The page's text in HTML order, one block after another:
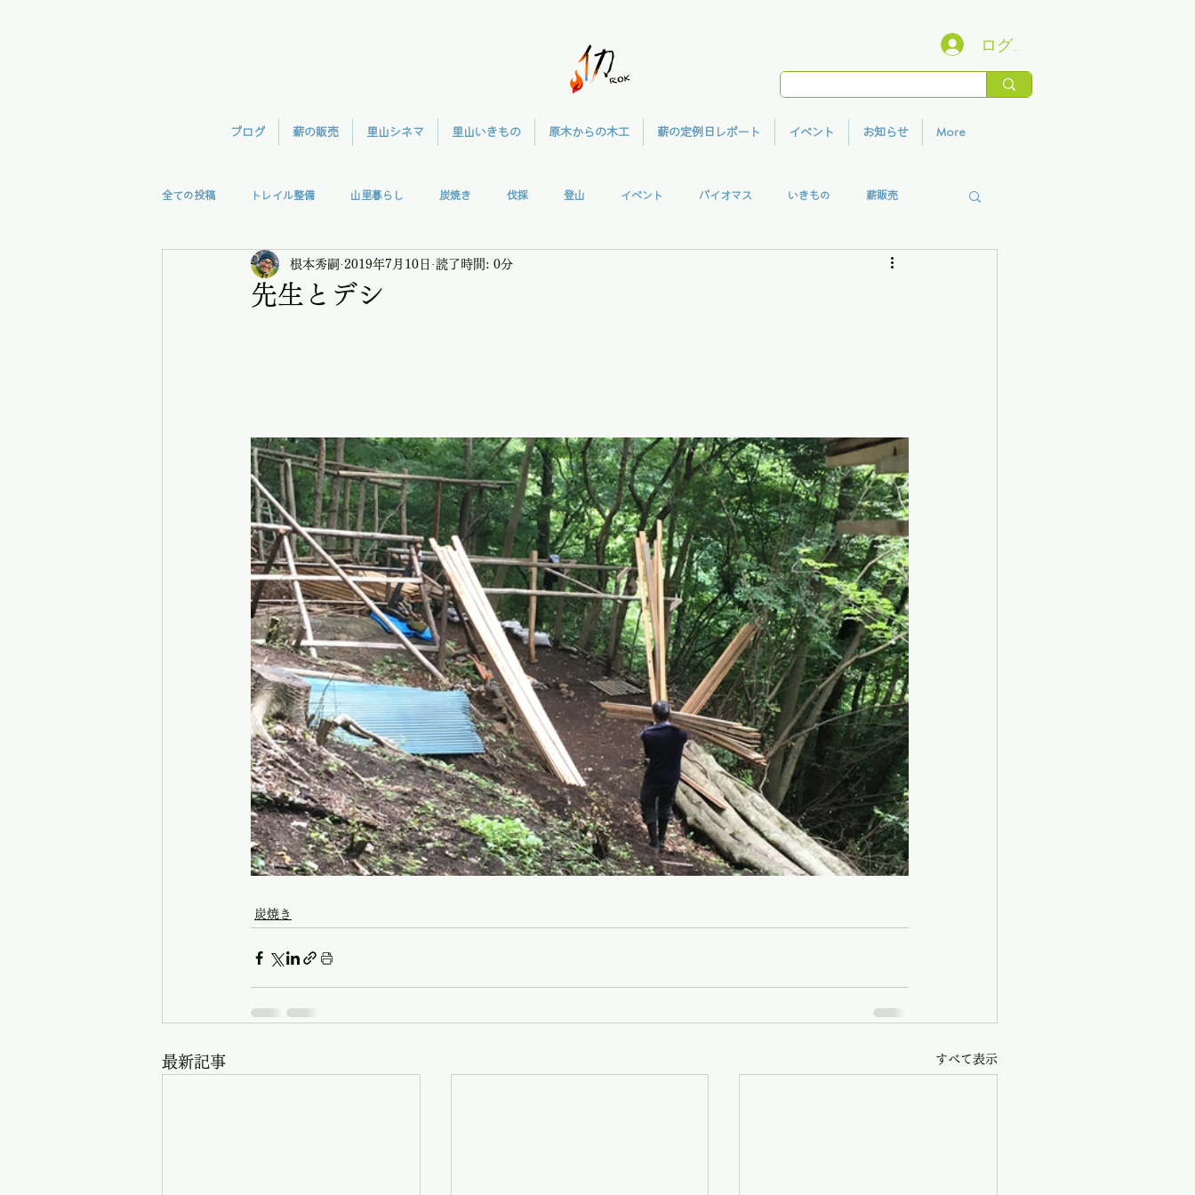
ログイン
ブログ 薪の販売 里山シネマ 里山いきもの 原木からの木工 薪の定例日レポート イベント お知らせ More
全ての投稿 トレイル整備 山里暮らし 炭焼き 伐採 登山 イベント バイオマス いきもの 薪販売
TreeClimb モモンガハウス 共同作業 香りプロジェクト
先生とデシ
根本秀嗣 2019年7月10日 読了時間: 0分
炭焼き
最新記事 すべて表示